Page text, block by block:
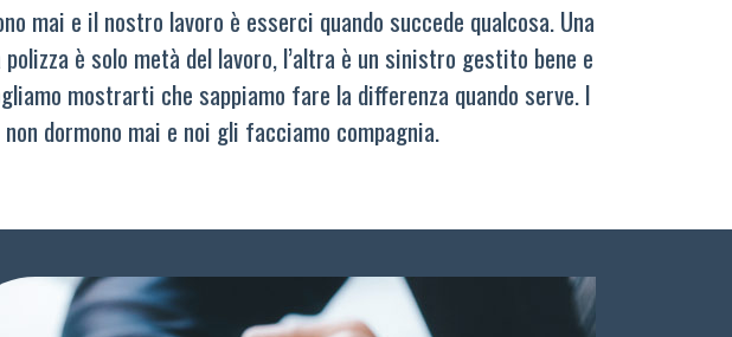
mai e il nostro lavoro è esserci quando succede qualcosa. Una
polizza è solo metà del lavoro, l’altra è un sinistro gestito bene e
mostrarti che sappiamo fare la differenza quando serve. I
dormono mai e noi gli facciamo compagnia.